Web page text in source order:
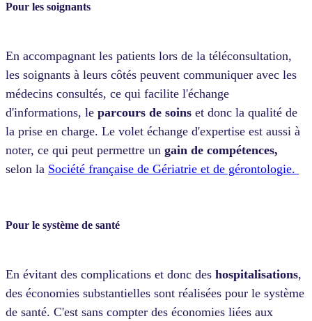
Pour les soignants
En accompagnant les patients lors de la téléconsultation,
les soignants à leurs côtés peuvent communiquer avec les
médecins consultés, ce qui facilite l'échange
d'informations, le parcours de soins et donc la qualité de
la prise en charge. Le volet échange d'expertise est aussi à
noter, ce qui peut permettre un gain de compétences,
selon la Société française de Gériatrie et de gérontologie.
Pour le système de santé
En évitant des complications et donc des hospitalisations,
des économies substantielles sont réalisées pour le système
de santé. C'est sans compter des économies liées aux